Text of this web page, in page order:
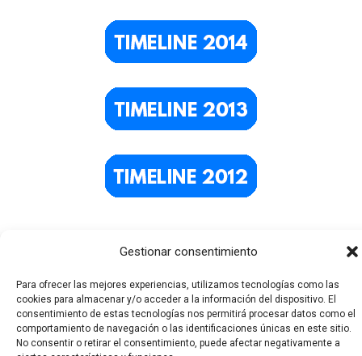
Gestionar consentimiento
Para ofrecer las mejores experiencias, utilizamos tecnologías como las
cookies para almacenar y/o acceder a la información del dispositivo. El
consentimiento de estas tecnologías nos permitirá procesar datos como el
comportamiento de navegación o las identificaciones únicas en este sitio.
No consentir o retirar el consentimiento, puede afectar negativamente a